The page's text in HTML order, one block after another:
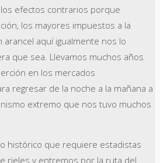
efectos contrarios porque
los mayores impuestos a la
aquí igualmente nos lo
que sea. Llevamos muchos años
en los mercados
regresar de la noche a la mañana a
extremo que nos tuvo muchos
histórico que requiere estadistas
rieles y entremos por la ruta del